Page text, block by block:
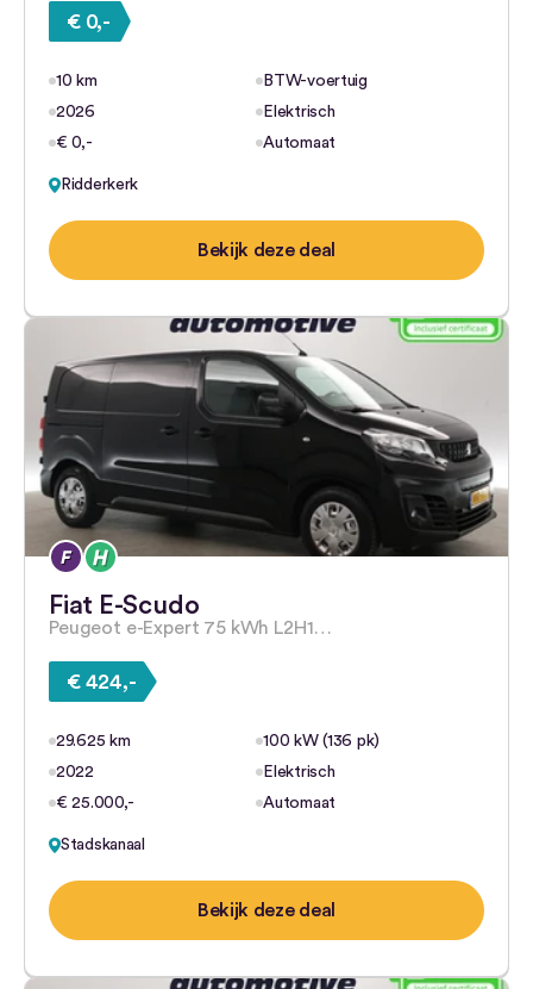
€ 0,-
10 km
BTW-voertuig
2026
Elektrisch
€ 0,-
Automaat
Ridderkerk
Bekijk deze deal
Fiat E-Scudo
Peugeot e-Expert 75 kWh L2H1…
€ 424,-
29.625 km
100 kW (136 pk)
2022
Elektrisch
€ 25.000,-
Automaat
Stadskanaal
Bekijk deze deal